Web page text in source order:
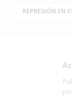
REPRESIÓN EN